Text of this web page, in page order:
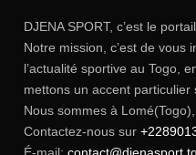
DJENA SPORT, c’est le
Notre mission, c’est de vous
l’actualité sportive au Togo,
mettons un accent particulier
Nous sommes à
Contactez-nous sur